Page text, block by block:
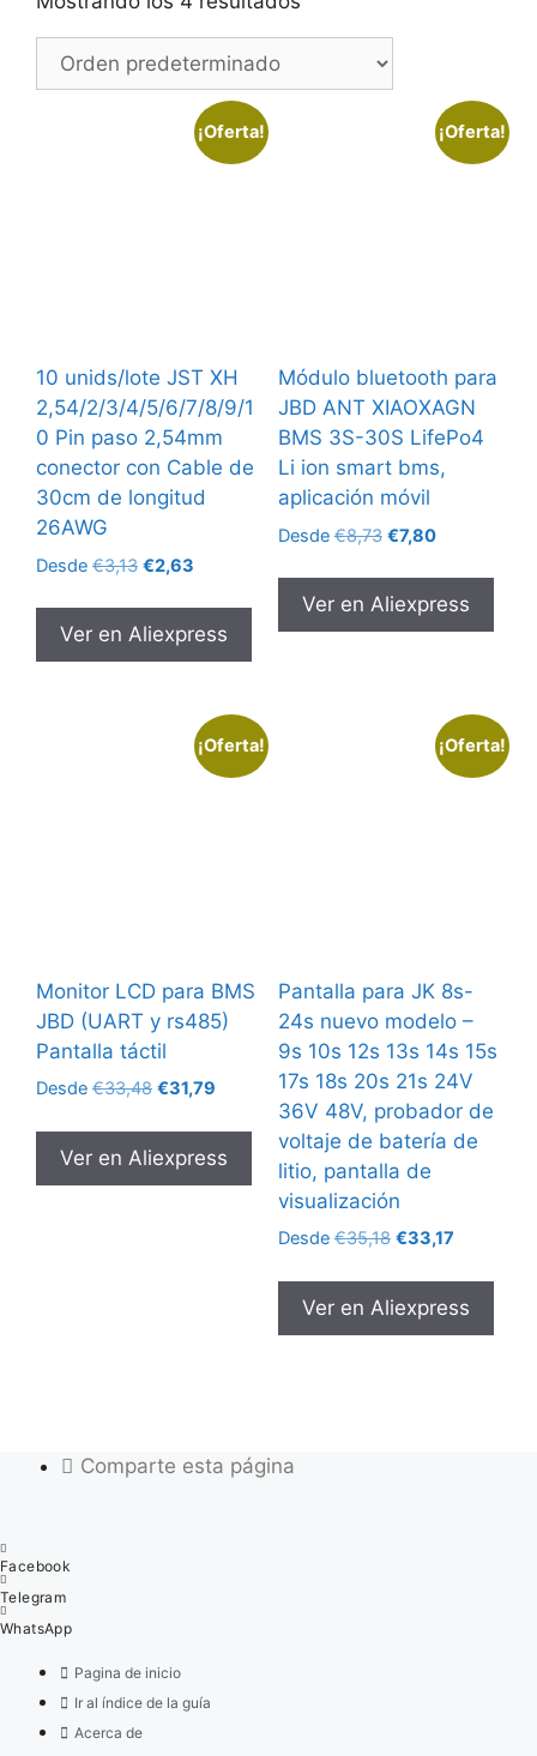
¡Oferta!
10 unids/lote JST XH
2,54/2/3/4/5/6/7/8/9/1
0 Pin paso 2,54mm
conector con Cable de
30cm de longitud
26AWG
Desde €3,13 El
original
era:
€3,13.
€2,63
actual
es:
€2,63.
Ver en Aliexpress
¡Oferta!
Módulo bluetooth para
JBD ANT XIAOXAGN
BMS 3S-30S LifePo4
Li ion smart bms,
aplicación móvil
Desde€8,73 El
original
era:
€8,73.
€7,80El
actual
es:
€7,80.
Ver en Aliexpress
¡Oferta!
Monitor LCD para BMS
JBD (UART y rs485)
Pantalla táctil
Desde €33,48 El
original
era:
€33,48.
€31,79
actual
es:
€31,79.
Ver en Aliexpress
¡Oferta!
Pantalla para JK 8s-
24s nuevo modelo –
9s 10s 12s 13s 14s 15s
17s 18s 20s 21s 24V
36V 48V, probador de
voltaje de batería de
litio, pantalla de
visualización
Desde€35,18 El
original
era:
€35,18.
€33,17El
actual
es:
€33,17.
Ver en Aliexpress
Comparte esta página
Facebook
Telegram
WhatsApp
Pagina de inicio
Ir al índice de la guía
Acerca de